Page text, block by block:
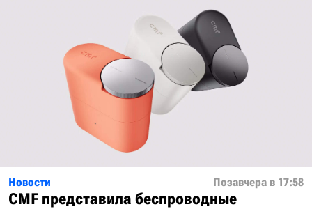
Новости Позавчера в 17:58
CMF представила беспроводные